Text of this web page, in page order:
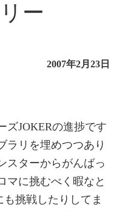
ー
2007年2月23日
ズJOKERの進捗です
ラリを埋めつつあり
スターからがんばっ
マに挑むべく暇なと
挑戦したりしてま